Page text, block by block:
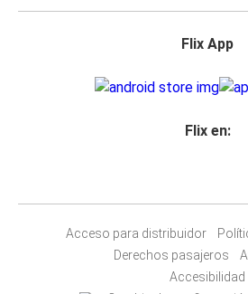
Flix App
Flix en:
Acceso para distribuidor
Derechos pasajeros
Accesibilidad